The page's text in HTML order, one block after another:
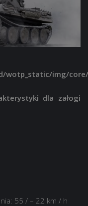
dla załogi
55 / – 22 km / h